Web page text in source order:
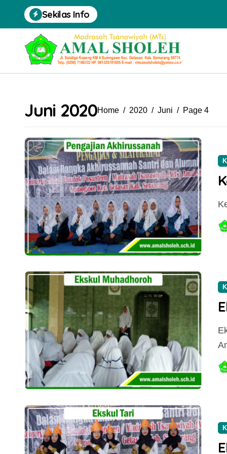
content
Sekilas Info
Juni 2020Home 2020 Juni Page 4
Ekstrakurikuler Muhadhoroh (Latohan Pidato) MTs
Berita Pengumuman
Informasi Pendaftaran
Siswa Baru TP.2024-
2025Amal Sholeh Jan 9, 2023